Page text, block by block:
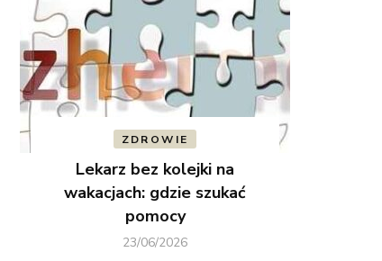
ZDROWIE
Lekarz bez kolejki na
wakacjach: gdzie szukać
pomocy
23/06/2026